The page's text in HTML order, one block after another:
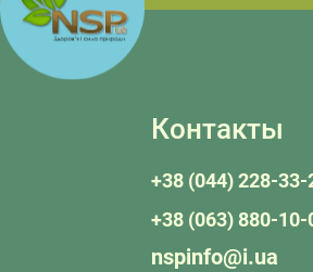
Контакты
+38 (044) 228-33-
+38 (063) 880-10-
nspinfo@i.ua